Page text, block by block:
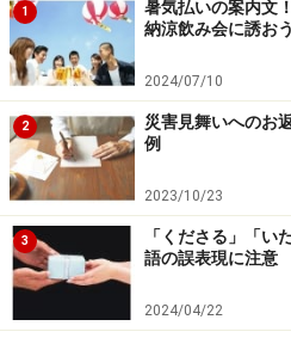
よく会話がはずむでしょう。
「マジ」「やばい」を他の言
どのような言葉が当てはまる
みました。
「マジ」の言い換え例
■「驚き」などの意味に解釈す
1
暑気払いの案内文
納涼飲み会に誘おう
2024/07/10
2
災害見舞いへのお
例
2023/10/23
3
「くださる」「い
語の誤表現に注意
2024/04/22